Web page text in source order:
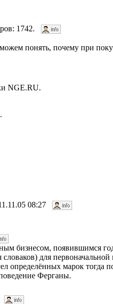
1742.
понять, почему при
NGE.RU.
.
08:27
бизнесом, появившимся
для
определённых марок тогда
Ферганы.